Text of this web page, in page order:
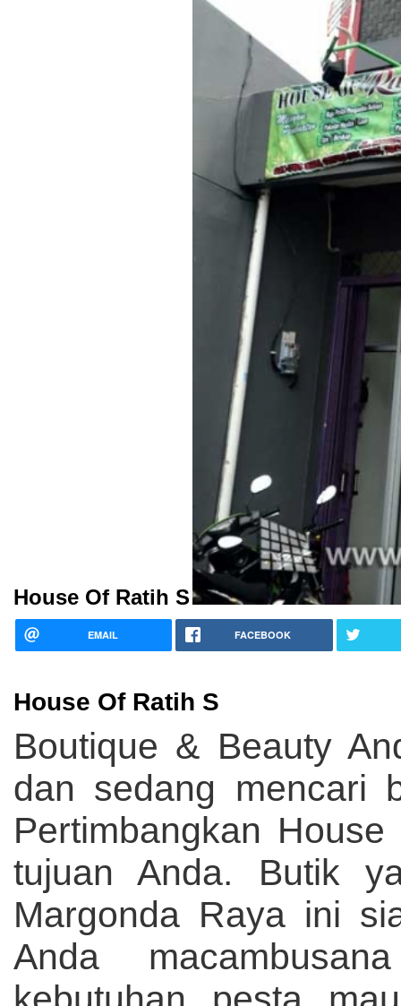
House Of Ratih S
EMAIL FACEBOOK
House Of Ratih S
Boutique & Beauty
dan sedang mencari
Pertimbangkan
tujuan Anda. Butik
Margonda Raya ini
Anda